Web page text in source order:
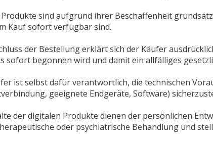
sind aufgrund ihrer Beschaffenheit
Kauf sofort verfügbar sind.
der Bestellung erklärt sich der Käufer
sofort begonnen wird und damit ein allfälliges
ist selbst dafür verantwortlich, die technischen
geeignete Endgeräte, Software)
der digitalen Produkte dienen der persönlichen
oder psychiatrische Behandlung und